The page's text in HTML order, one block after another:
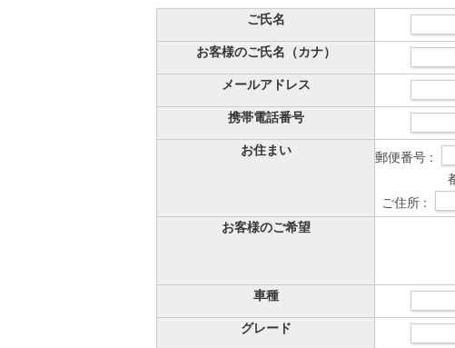
ご氏名
お客様のご氏名（カナ）
メールアドレス
携帯電話番号
お住まい
郵便番号 :
ご住所 :
お客様のご希望
車種
グレード